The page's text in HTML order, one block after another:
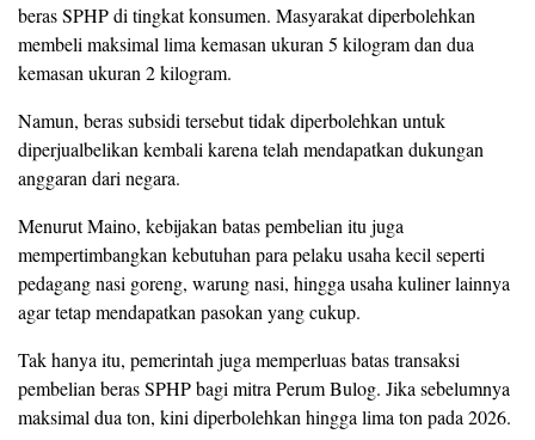
beras SPHP di tingkat konsumen. Masyarakat diperbolehkan
membeli maksimal lima kemasan ukuran 5 kilogram dan dua
kemasan ukuran 2 kilogram.
Namun, beras subsidi tersebut tidak diperbolehkan untuk
diperjualbelikan kembali karena telah mendapatkan dukungan
anggaran dari negara.
Menurut Maino, kebijakan batas pembelian itu juga
mempertimbangkan kebutuhan para pelaku usaha kecil seperti
pedagang nasi goreng, warung nasi, hingga usaha kuliner lainnya
agar tetap mendapatkan pasokan yang cukup.
Tak hanya itu, pemerintah juga memperluas batas transaksi
pembelian beras SPHP bagi mitra Perum Bulog. Jika sebelumnya
maksimal dua ton, kini diperbolehkan hingga lima ton pada 2026.